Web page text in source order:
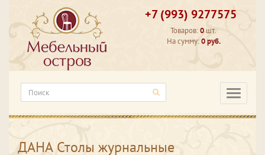
+7 (993) 9277575
Товаров:0 шт.
На сумму:0 руб.
ДАНА Столы журнальные